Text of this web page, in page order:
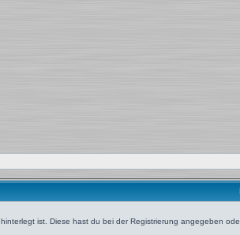
ist. Diese hast du bei der Registrierung angegeben